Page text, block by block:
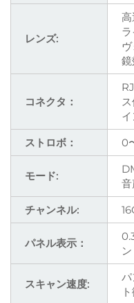
レンズ:
高
コネクタ：
ストロボ：
0
モード:
チャンネル:
パネル表示：
ン
スキャン速度:
パ